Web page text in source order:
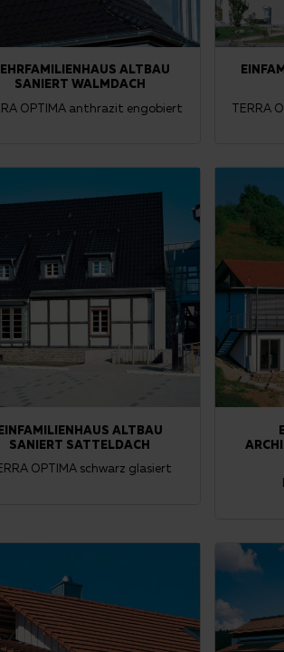
ALTBAU
SANIERT WALMDACH
OPTIMA anthrazit engobiert
TERRA
ALTBAU
SANIERT SATTELDACH
OPTIMA schwarz glasiert